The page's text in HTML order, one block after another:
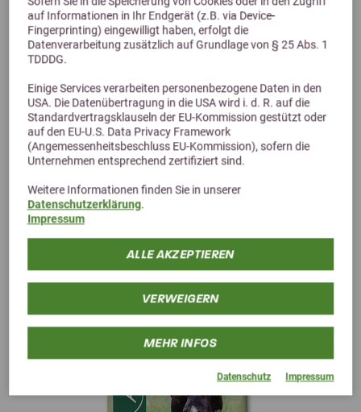
auf Informationen in Ihr Endgerät (z.B. via Device-
Fingerprinting) eingewilligt haben, erfolgt die
Datenverarbeitung zusätzlich auf Grundlage von § 25 Abs. 1
TDDDG.
Einige Services verarbeiten personenbezogene Daten in den
USA. Die Datenübertragung in die USA wird i. d. R. auf die
Standardvertragsklauseln der EU-Kommission gestützt oder
auf den EU-U.S. Data Privacy Framework
(Angemessenheitsbeschluss EU-Kommission), sofern die
Unternehmen entsprechend zertifiziert sind.
Weitere Informationen finden Sie in unserer
Datenschutzerklärung.
Impressum
ALLE AKZEPTIEREN
VERWEIGERN
MEHR INFOS
Datenschutz Impressum
4,9 (81 Bewertungen)
AGROBS Alpengrün Pellet
Schonend und energiereich, für jedes Pferd geeignet
ab 31,00 €